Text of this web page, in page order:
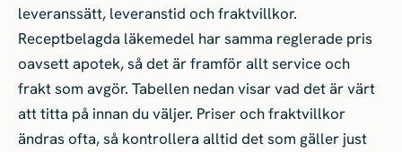
leveranssätt, leveranstid och fraktvillkor.
Receptbelagda läkemedel har samma reglerade pris
oavsett apotek, så det är framför allt service och
frakt som avgör. Tabellen nedan visar vad det är värt
att titta på innan du väljer. Priser och fraktvillkor
ändras ofta, så kontrollera alltid det som gäller just